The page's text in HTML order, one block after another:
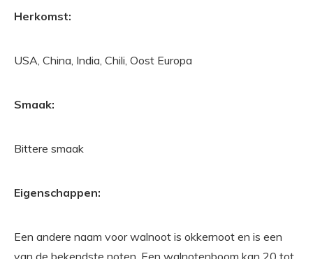
Herkomst:
USA, China, India, Chili, Oost Europa
Smaak:
Bittere smaak
Eigenschappen:
Een andere naam voor walnoot is okkernoot en is een
van de bekendste noten. Een walnotenboom kan 20 tot